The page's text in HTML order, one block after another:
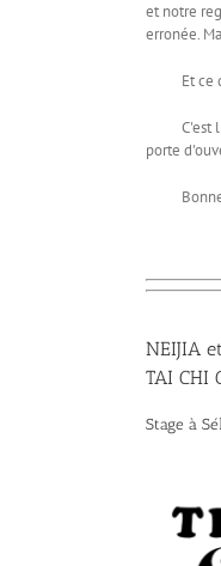
et notre
erronée.
Et ce
C'est
porte
Bonne
NEIJIA
TAI CHI
Stage à